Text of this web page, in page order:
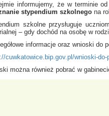
informujemy, że w terminie
stypendium szkolnego na
szkolne przysługuje
– gdy dochód na osobę w
informacje oraz wnioski do
cuwkatowice.bip.gov.pl/wnioski-do-
można również pobrać w